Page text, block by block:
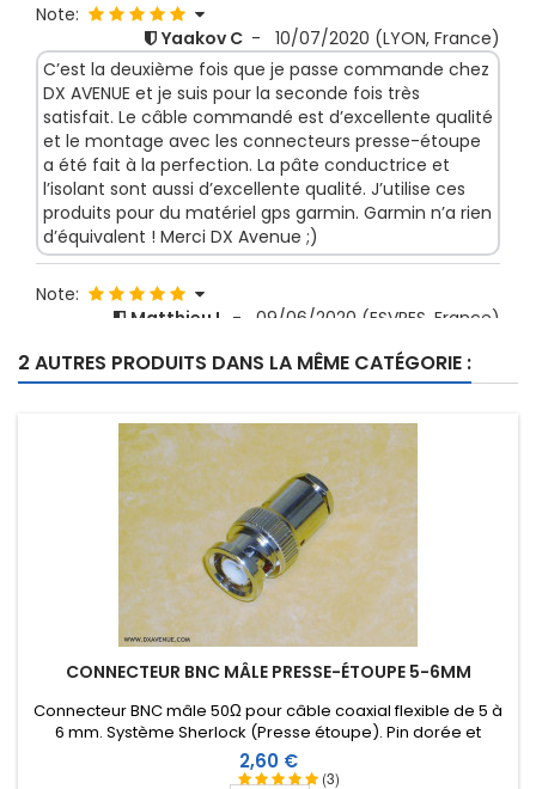
Note:
Yaakov C - 10/07/2020 (LYON, France)
C’est la deuxième fois que je passe commande chez
DX AVENUE et je suis pour la seconde fois très
satisfait. Le câble commandé est d’excellente qualité
et le montage avec les connecteurs presse-étoupe
a été fait à la perfection. La pâte conductrice et
l’isolant sont aussi d’excellente qualité. J’utilise ces
produits pour du matériel gps garmin. Garmin n’a rien
d’équivalent ! Merci DX Avenue ;)
Note:
Matthieu L - 09/06/2020 (ESVRES, France)
Pas de souci, comme à chaque fois ! Merci.
Frédéric B- 13/09/2019 (Jacou, France)
Troisième commandes et toujours aussi content . Je
recommande Dx avenue , les yeux fermés .
Hervé C- 19/11/2018 (SEMENTRON, France)
Livraison conforme à la commande. Marchand
sérieux à recommander.
2 AUTRES PRODUITS DANS LA MÊME CATÉGORIE :
CONNECTEUR BNC MÂLE PRESSE-ÉTOUPE 5-6MM
(3)
Connecteur BNC mâle 50Ω pour câble coaxial flexible de 5 à
6 mm. Système Sherlock (Presse étoupe). Pin dorée et
isolation Téflon.
Prix
2,60 €